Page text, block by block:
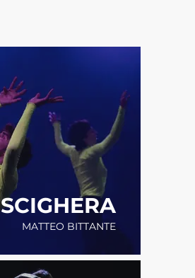
SCIGHERA
MATTEO BITTANTE